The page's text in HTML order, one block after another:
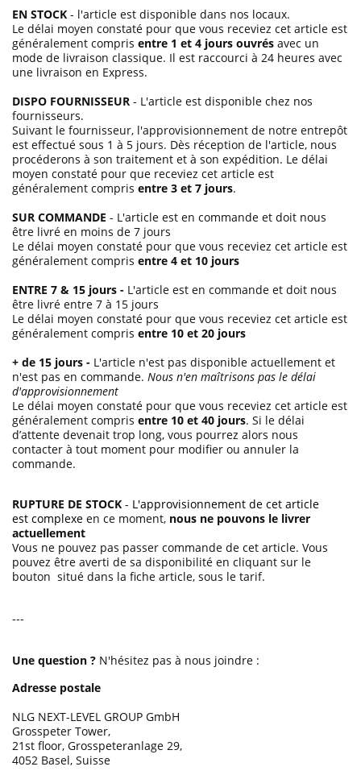
EN STOCK - l'article est disponible dans nos locaux.
Le délai moyen constaté pour que vous receviez cet article est
généralement compris entre 1 et 4 jours ouvrés avec un
mode de livraison classique. Il est raccourci à 24 heures avec
une livraison en Express.
DISPO FOURNISSEUR - L'article est disponible chez nos
fournisseurs.
Suivant le fournisseur, l'approvisionnement de notre entrepôt
est effectué sous 1 à 5 jours. Dès réception de l'article, nous
procéderons à son traitement et à son expédition. Le délai
moyen constaté pour que receviez cet article est
généralement compris entre 3 et 7 jours.
SUR COMMANDE - L'article est en commande et doit nous
être livré en moins de 7 jours
Le délai moyen constaté pour que vous receviez cet article est
généralement compris entre 4 et 10 jours
ENTRE 7 & 15 jours - L'article est en commande et doit nous
être livré entre 7 à 15 jours
Le délai moyen constaté pour que vous receviez cet article est
généralement compris entre 10 et 20 jours
+ de 15 jours - L'article n'est pas disponible actuellement et
n'est pas en commande. Nous n'en maîtrisons pas le délai
d'approvisionnement
Le délai moyen constaté pour que vous receviez cet article est
généralement compris entre 10 et 40 jours. Si le délai
d’attente devenait trop long, vous pourrez alors nous
contacter à tout moment pour modifier ou annuler la
commande.
RUPTURE DE STOCK - L'approvisionnement de cet article
est complexe en ce moment, nous ne pouvons le livrer
actuellement
Vous ne pouvez pas passer commande de cet article. Vous
pouvez être averti de sa disponibilité en cliquant sur le
bouton situé dans la fiche article, sous le tarif.
---
Une question ? N'hésitez pas à nous joindre :
Adresse postale
NLG NEXT-LEVEL GROUP GmbH
Grosspeter Tower,
21st floor, Grosspeteranlage 29,
4052 Basel, Suisse